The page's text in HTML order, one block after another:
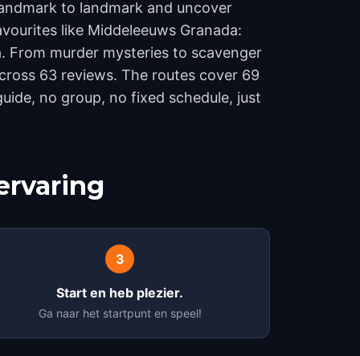
to landmark and uncover
like Middeleeuws Granada:
From murder mysteries to scavenger
63 reviews. The routes cover 69
no group, no fixed schedule, just
3
Start en heb plezier.
Ga naar het startpunt en speel!